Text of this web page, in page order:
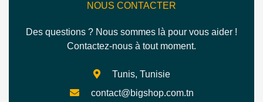
NOUS CONTACTER
Des questions ? Nous sommes là pour vous aider !
Contactez-nous à tout moment.
Tunis, Tunisie
contact@bigshop.com.tn